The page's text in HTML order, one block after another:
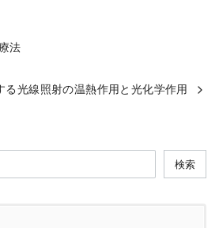
法
光線照射の温熱作用と光化学作用
検索